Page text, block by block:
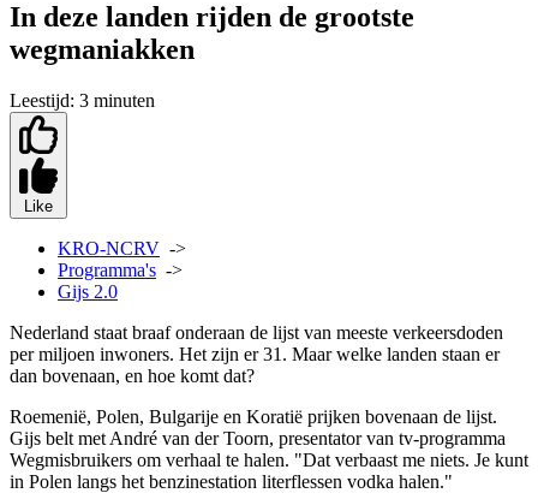
In deze landen rijden de grootste
wegmaniakken
Leestijd: 3 minuten
Like
KRO-NCRV ->
Programma's ->
Gijs 2.0
Nederland staat braaf onderaan de lijst van meeste verkeersdoden
per miljoen inwoners. Het zijn er 31. Maar welke landen staan er
dan bovenaan, en hoe komt dat?
Roemenië, Polen, Bulgarije en Koratië prijken bovenaan de lijst.
Gijs belt met André van der Toorn, presentator van tv-programma
Wegmisbruikers om verhaal te halen. "Dat verbaast me niets. Je kunt
in Polen langs het benzinestation literflessen vodka halen."